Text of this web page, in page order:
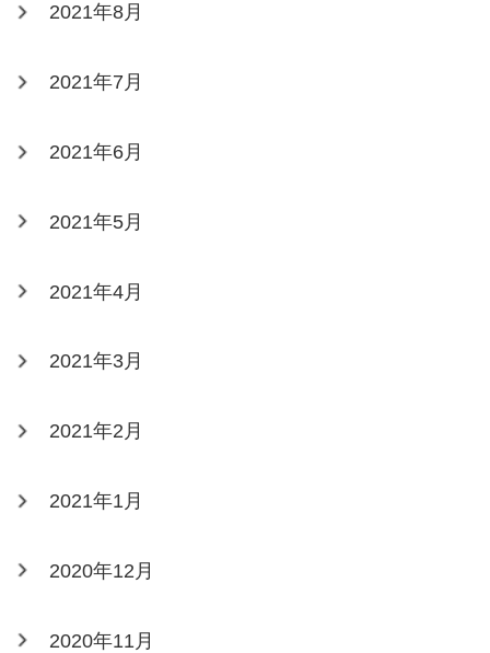
2021年8月
2021年7月
2021年6月
2021年5月
2021年4月
2021年3月
2021年2月
2021年1月
2020年12月
2020年11月